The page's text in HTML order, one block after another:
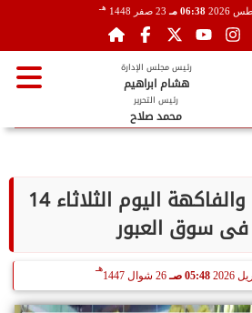
06:38 مـ 23 صفر 1448 هـ
رئيس مجلس الإدارة
هشام ابراهيم
رئيس التحرير
محمد صلاح
أسعار الخضروات والفاكهة اليوم الثلاثاء 14
فى سوق العبور
05:48 صـ 26 شوال 1447
هـ